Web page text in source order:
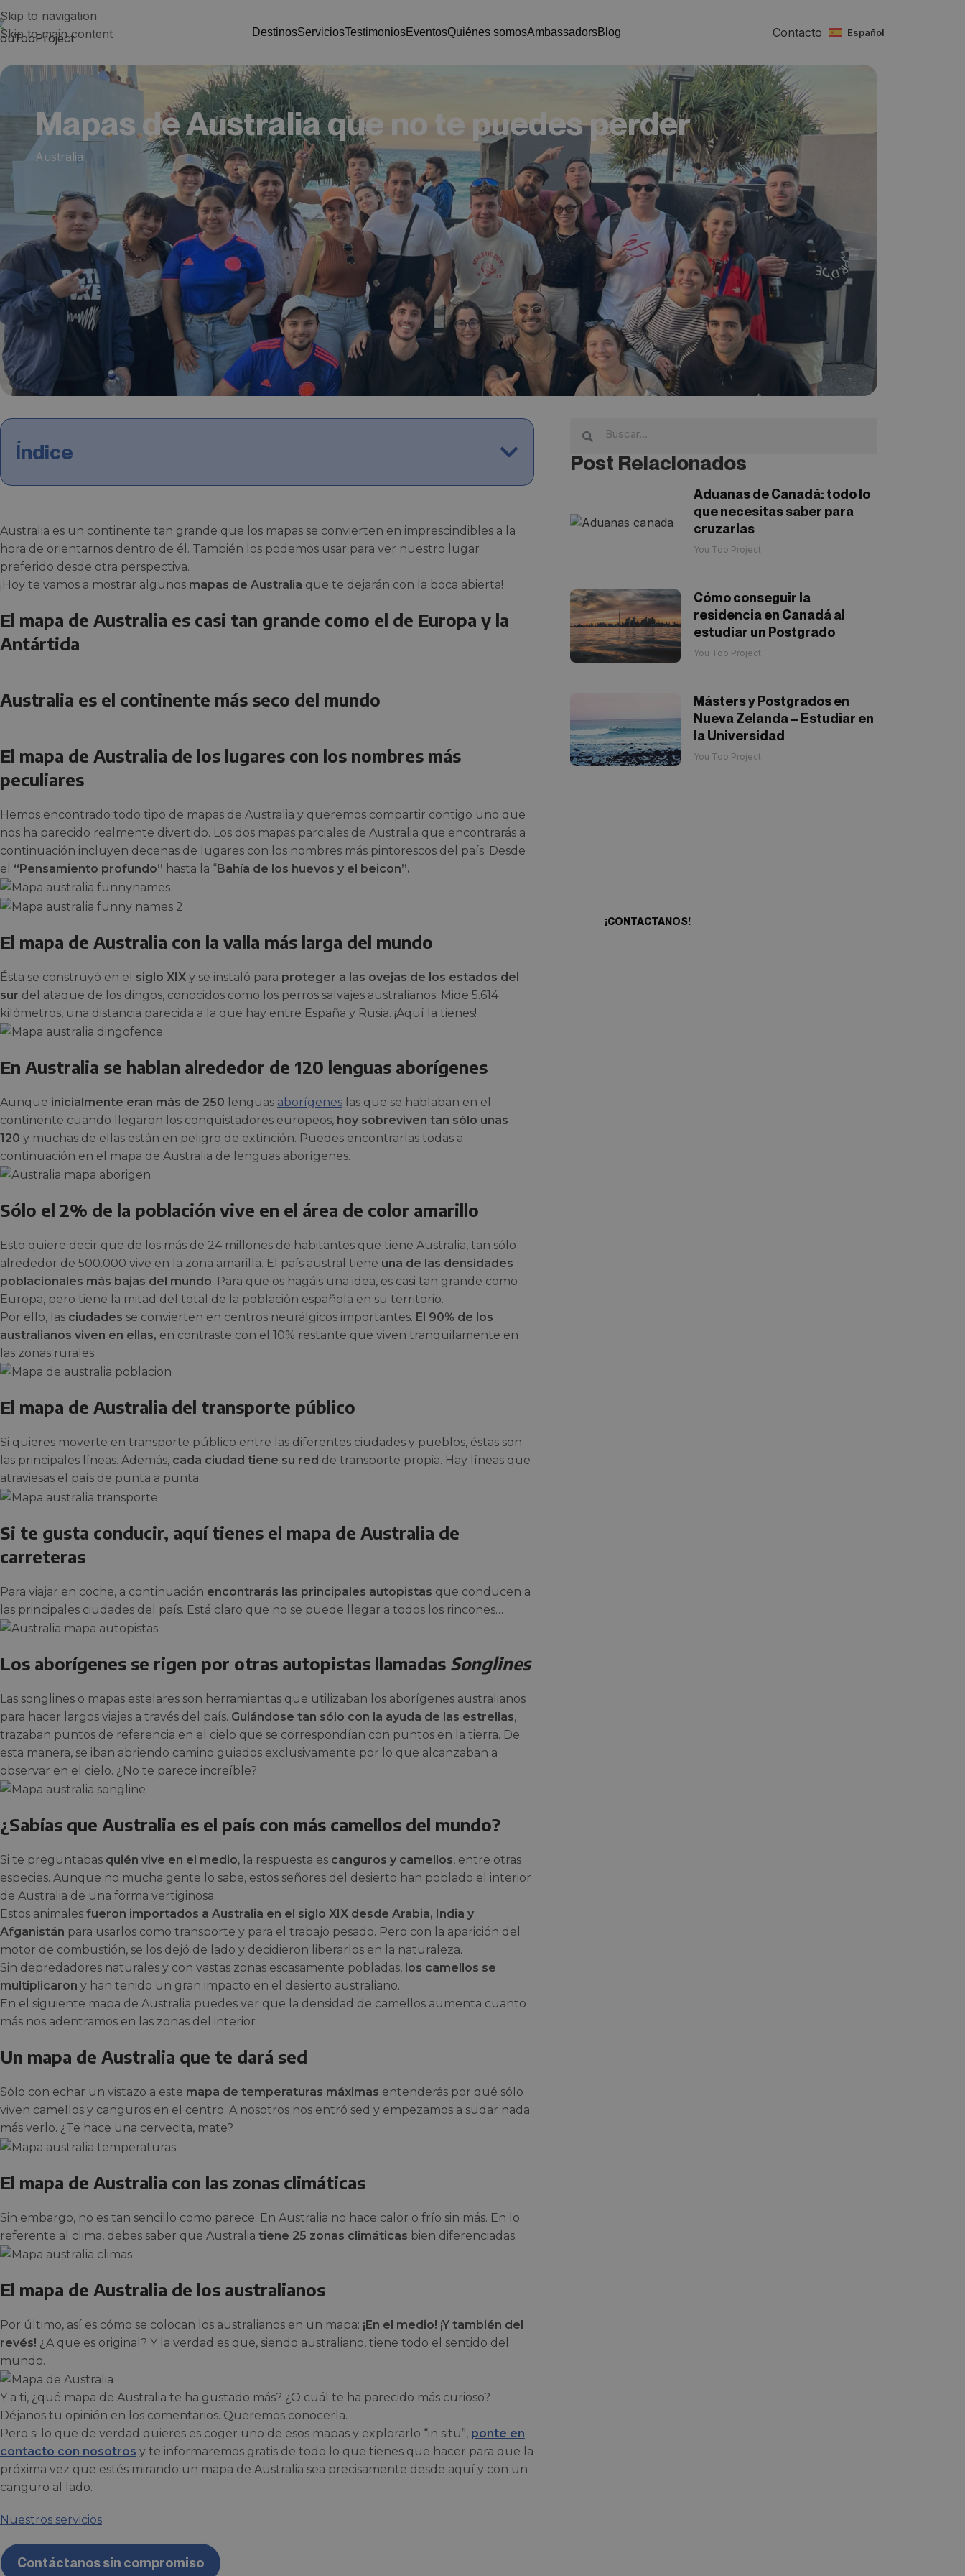
Skip to navigation
Skip to main content
destinos servicios testimonios eventos quiénes somos ambassadors blog Contacto español
Mapas de Australia que no te puedes perder
Australia
Índice
Australia es un continente tan grande que los mapas se convierten en imprescindibles a la
hora de orientarnos dentro de él. También los podemos usar para ver nuestro lugar
preferido desde otra perspectiva.
¡Hoy te vamos a mostrar algunos mapas de Australia que te dejarán con la boca abierta!
El mapa de Australia es casi tan grande como el de Europa y la
Antártida
Australia es el continente más seco del mundo
El mapa de Australia de los lugares con los nombres más
peculiares
Hemos encontrado todo tipo de mapas de Australia y queremos compartir contigo uno que
nos ha parecido realmente divertido. Los dos mapas parciales de Australia que encontrarás a
continuación incluyen decenas de lugares con los nombres más pintorescos del país. Desde
el “Pensamiento profundo” hasta la “Bahía de los huevos y el beicon”.
El mapa de Australia con la valla más larga del mundo
Ésta se construyó en el siglo XIX y se instaló para proteger a las ovejas de los estados del
sur del ataque de los dingos, conocidos como los perros salvajes australianos. Mide 5.614
kilómetros, una distancia parecida a la que hay entre España y Rusia. ¡Aquí la tienes!
En Australia se hablan alrededor de 120 lenguas aborígenes
Aunque inicialmente eran más de 250 lenguas aborígenes las que se hablaban en el
continente cuando llegaron los conquistadores europeos, hoy sobreviven tan sólo unas
120 y muchas de ellas están en peligro de extinción. Puedes encontrarlas todas a
continuación en el mapa de Australia de lenguas aborígenes.
Sólo el 2% de la población vive en el área de color amarillo
Esto quiere decir que de los más de 24 millones de habitantes que tiene Australia, tan sólo
alrededor de 500.000 vive en la zona amarilla. El país austral tiene una de las densidades
poblacionales más bajas del mundo. Para que os hagáis una idea, es casi tan grande como
Europa, pero tiene la mitad del total de la población española en su territorio.
Por ello, las ciudades se convierten en centros neurálgicos importantes. El 90% de los
australianos viven en ellas, en contraste con el 10% restante que viven tranquilamente en
las zonas rurales.
El mapa de Australia del transporte público
Si quieres moverte en transporte público entre las diferentes ciudades y pueblos, éstas son
las principales líneas. Además, cada ciudad tiene su red de transporte propia. Hay líneas que
atraviesas el país de punta a punta.
Si te gusta conducir, aquí tienes el mapa de Australia de
carreteras
Para viajar en coche, a continuación encontrarás las principales autopistas que conducen a
las principales ciudades del país. Está claro que no se puede llegar a todos los rincones…
Los aborígenes se rigen por otras autopistas llamadas Songlines
Las songlines o mapas estelares son herramientas que utilizaban los aborígenes australianos
para hacer largos viajes a través del país. Guiándose tan sólo con la ayuda de las estrellas,
trazaban puntos de referencia en el cielo que se correspondían con puntos en la tierra. De
esta manera, se iban abriendo camino guiados exclusivamente por lo que alcanzaban a
observar en el cielo. ¿No te parece increíble?
¿Sabías que Australia es el país con más camellos del mundo?
Si te preguntabas quién vive en el medio, la respuesta es canguros y camellos, entre otras
especies. Aunque no mucha gente lo sabe, estos señores del desierto han poblado el interior
de Australia de una forma vertiginosa.
Estos animales fueron importados a Australia en el siglo XIX desde Arabia, India y
Afganistán para usarlos como transporte y para el trabajo pesado. Pero con la aparición del
motor de combustión, se los dejó de lado y decidieron liberarlos en la naturaleza.
Sin depredadores naturales y con vastas zonas escasamente pobladas, los camellos se
multiplicaron y han tenido un gran impacto en el desierto australiano.
En el siguiente mapa de Australia puedes ver que la densidad de camellos aumenta cuanto
más nos adentramos en las zonas del interior
Un mapa de Australia que te dará sed
Sólo con echar un vistazo a este mapa de temperaturas máximas entenderás por qué sólo
viven camellos y canguros en el centro. A nosotros nos entró sed y empezamos a sudar nada
más verlo. ¿Te hace una cervecita, mate?
El mapa de Australia con las zonas climáticas
Sin embargo, no es tan sencillo como parece. En Australia no hace calor o frío sin más. En lo
referente al clima, debes saber que Australia tiene 25 zonas climáticas bien diferenciadas.
El mapa de Australia de los australianos
Por último, así es cómo se colocan los australianos en un mapa: ¡En el medio! ¡Y también del
revés! ¿A que es original? Y la verdad es que, siendo australiano, tiene todo el sentido del
mundo.
Y a ti, ¿qué mapa de Australia te ha gustado más? ¿O cuál te ha parecido más curioso?
Déjanos tu opinión en los comentarios. Queremos conocerla.
Pero si lo que de verdad quieres es coger uno de esos mapas y explorarlo “in situ”, ponte en
contacto con nosotros y te informaremos gratis de todo lo que tienes que hacer para que la
próxima vez que estés mirando un mapa de Australia sea precisamente desde aquí y con un
canguro al lado.
Nuestros servicios
Contáctanos sin compromiso
Post Relacionados
Aduanas de Canadá: todo lo
que necesitas saber para
cruzarlas
You Too Project
Cómo conseguir la
residencia en Canadá al
estudiar un Postgrado
You Too Project
Másters y Postgrados en
Nueva Zelanda – Estudiar en
la Universidad
You Too Project
¡CONTACTANOS!